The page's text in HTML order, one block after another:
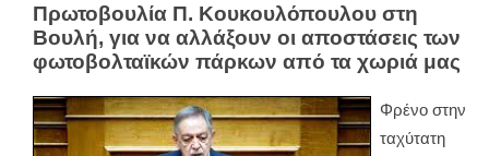
Πρωτοβουλία Π. Κουκουλόπουλου στη
Βουλή, για να αλλάξουν οι αποστάσεις των
φωτοβολταϊκών πάρκων από τα χωριά μας
Φρένο στην
ταχύτατη